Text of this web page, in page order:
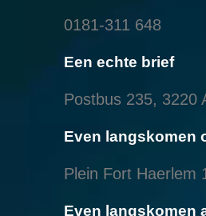
0181-311 648
Een echte brief
Postbus 235, 3220
Even langskomen
Plein Fort Haerlem
Even langskomen